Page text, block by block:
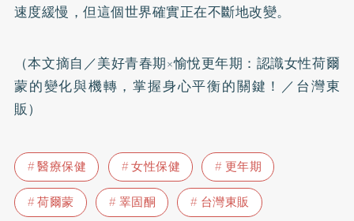
速度緩慢，但這個世界確實正在不斷地改變。
（本文摘自／美好青春期×愉悅更年期：認識女性荷爾
蒙的變化與機轉，掌握身心平衡的關鍵！ ／台灣東
販）
醫療保健 女性保健
更年期
荷爾蒙
睪固酮 台灣東販